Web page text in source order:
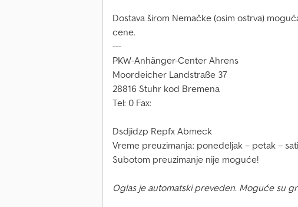
Dostava širom Nemačke (osim ostrva)
cene.
---
PKW-Anhänger-Center Ahrens
Moordeicher Landstraße 37
28816 Stuhr kod Bremena
Tel: 0 Fax:
Dsdjidzp Repfx Abmeck
Vreme preuzimanja: ponedeljak – petak – sati
Subotom preuzimanje nije moguće!
Oglas je automatski preveden. Moguće su